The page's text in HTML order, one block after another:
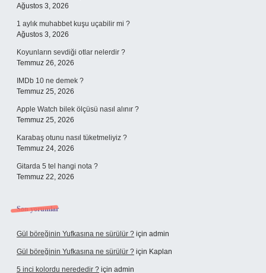
Ağustos 3, 2026
1 aylık muhabbet kuşu uçabilir mi ?
Ağustos 3, 2026
Koyunların sevdiği otlar nelerdir ?
Temmuz 26, 2026
IMDb 10 ne demek ?
Temmuz 25, 2026
Apple Watch bilek ölçüsü nasıl alınır ?
Temmuz 25, 2026
Karabaş otunu nasıl tüketmeliyiz ?
Temmuz 24, 2026
Gitarda 5 tel hangi nota ?
Temmuz 22, 2026
Son yorumlar
Gül böreğinin Yufkasına ne sürülür ? için admin
Gül böreğinin Yufkasına ne sürülür ? için Kaplan
5 inci kolordu nerededir ? için admin